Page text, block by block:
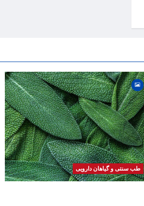
طب سنتی و گیاهان دارویی